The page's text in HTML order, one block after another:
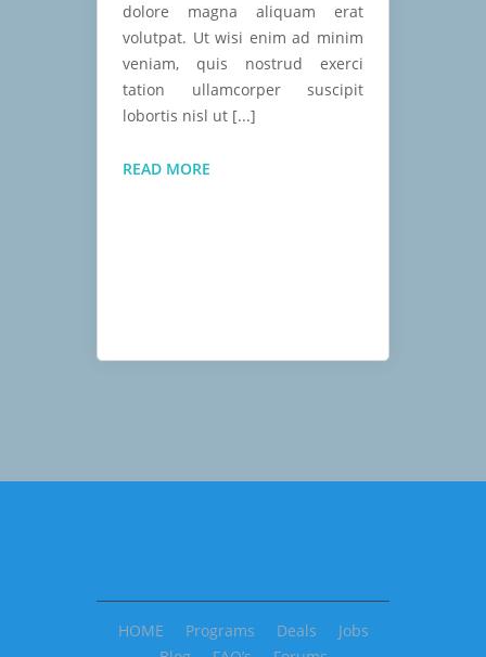
dolore magna aliquam erat
volutpat. Ut wisi enim ad minim
veniam, quis nostrud exerci
tation ullamcorper suscipit
lobortis nisl ut [...]
READ MORE
HOME Programs Deals
Jobs